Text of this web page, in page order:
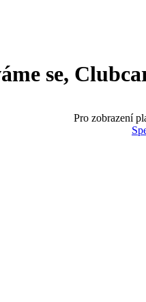
se,
Pro zobrazení